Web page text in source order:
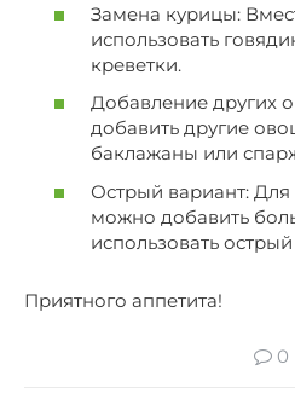
Замена курицы:
использовать
креветки.
Добавление других
добавить другие
баклажаны или
Острый вариант:
можно добавить
использовать острый
Приятного аппетита!
0